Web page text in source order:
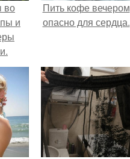
во
и
Пить кофе вечером
опасно для сердца.